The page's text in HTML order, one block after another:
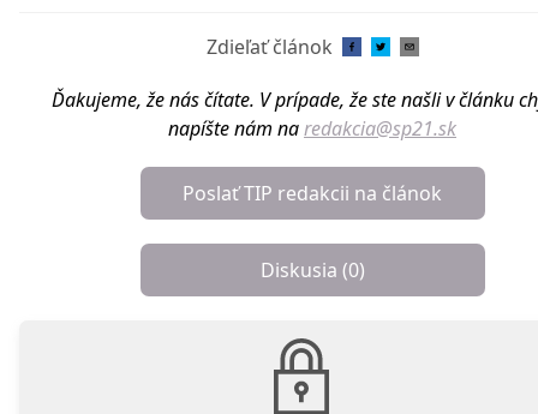
Zdieľať článok
Ďakujeme, že nás čítate. V prípade, že ste našli v článku
napíšte nám naredakcia@sp21.sk
Poslať TIP redakcii na článok
Diskusia (0)